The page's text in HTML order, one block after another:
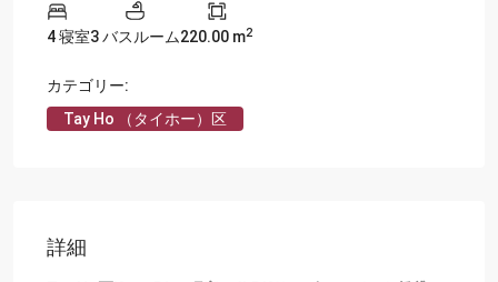
4 寝室3 バスルーム220.00 m2
カテゴリー:
Tay Ho （タイホー）区
詳細